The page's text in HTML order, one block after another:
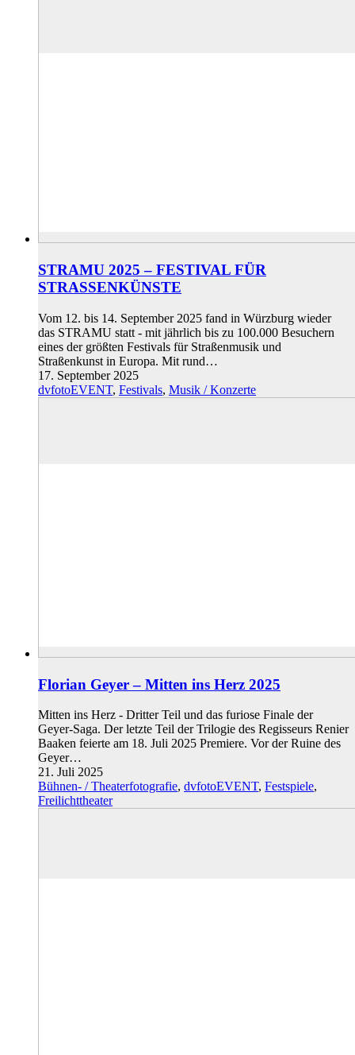
STRAMU 2025 – FESTIVAL FÜR
STRASSENKÜNSTE
Vom 12. bis 14. September 2025 fand in Würzburg wieder
das STRAMU statt - mit jährlich bis zu 100.000 Besuchern
eines der größten Festivals für Straßenmusik und
Straßenkunst in Europa. Mit rund…
17. September 2025
dvfotoEVENT, Festivals, Musik / Konzerte
Florian Geyer – Mitten ins Herz 2025
Mitten ins Herz - Dritter Teil und das furiose Finale der
Geyer-Saga. Der letzte Teil der Trilogie des Regisseurs Renier
Baaken feierte am 18. Juli 2025 Premiere. Vor der Ruine des
Geyer…
21. Juli 2025
Bühnen- / Theaterfotografie, dvfotoEVENT, Festspiele,
Freilichttheater